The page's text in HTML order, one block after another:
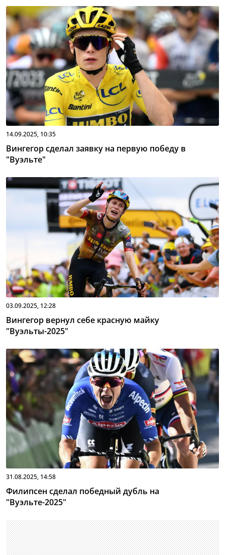
14.09.2025, 10:35
Вингегор сделал заявку на первую победу в
"Вуэльте"
03.09.2025, 12:28
Вингегор вернул себе красную майку
"Вуэльты-2025"
31.08.2025, 14:58
Филипсен сделал победный дубль на
"Вуэльте-2025"